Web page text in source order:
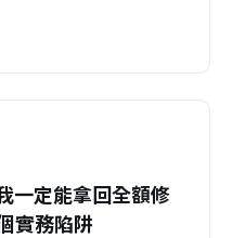
一定能拿回全額修
實務陷阱